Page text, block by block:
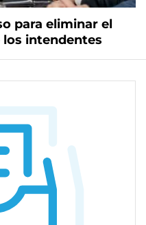
para eliminar el
intendentes